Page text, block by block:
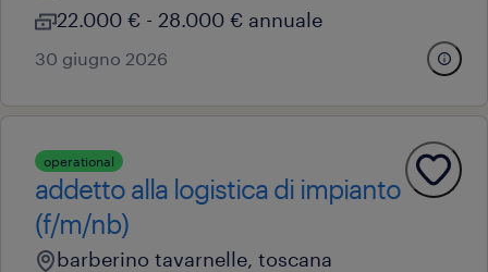
22.000 € - 28.000 € annuale
30 giugno 2026
operational
addetto alla logistica di impianto
(f/m/nb)
barberino tavarnelle, toscana